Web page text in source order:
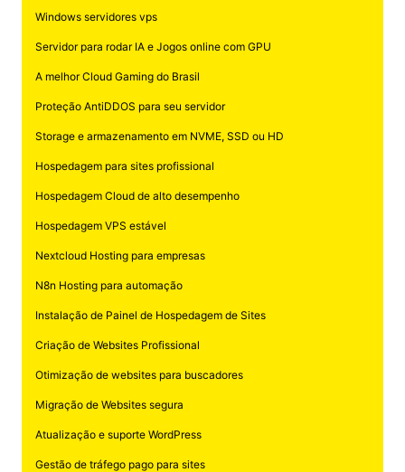
Windows servidores vps
Servidor para rodar IA e Jogos online com GPU
A melhor Cloud Gaming do Brasil
Proteção AntiDDOS para seu servidor
Storage e armazenamento em NVME, SSD ou HD
Hospedagem para sites profissional
Hospedagem Cloud de alto desempenho
Hospedagem VPS estável
Nextcloud Hosting para empresas
N8n Hosting para automação
Instalação de Painel de Hospedagem de Sites
Criação de Websites Profissional
Otimização de websites para buscadores
Migração de Websites segura
Atualização e suporte WordPress
Gestão de tráfego pago para sites